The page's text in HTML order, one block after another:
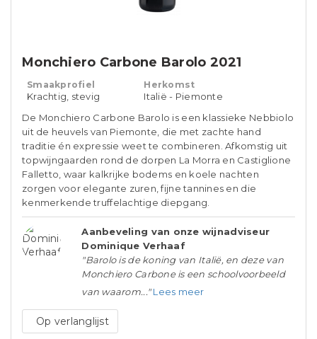
Monchiero Carbone Barolo 2021
Smaakprofiel
Krachtig, stevig
Herkomst
Italië - Piemonte
De Monchiero Carbone Barolo is een klassieke Nebbiolo
uit de heuvels van Piemonte, die met zachte hand
traditie én expressie weet te combineren. Afkomstig uit
topwijngaarden rond de dorpen La Morra en Castiglione
Falletto, waar kalkrijke bodems en koele nachten
zorgen voor elegante zuren, fijne tannines en die
kenmerkende truffelachtige diepgang.
Aanbeveling van onze wijnadviseur
Dominique Verhaaf
"Barolo is de koning van Italië, en deze van
Monchiero Carbone is een schoolvoorbeeld
van waarom..." Lees meer
Op verlanglijst